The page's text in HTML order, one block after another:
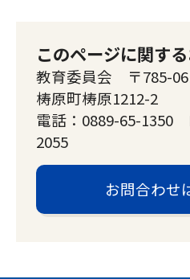
このページに関す
教育委員会 〒785-
梼原町梼原1212-2
電話：0889-65-1350
2055
お問合わせ